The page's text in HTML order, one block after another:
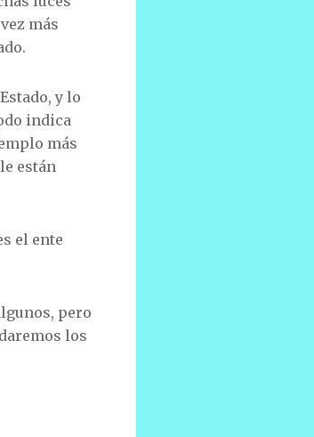
más
y lo
indica
más
están
el ente
pero
los